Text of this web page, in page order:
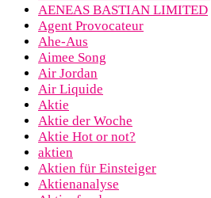
AENEAS BASTIAN LIMITED
Agent Provocateur
Ahe-Aus
Aimee Song
Air Jordan
Air Liquide
Aktie
Aktie der Woche
Aktie Hot or not?
aktien
Aktien für Einsteiger
Aktienanalyse